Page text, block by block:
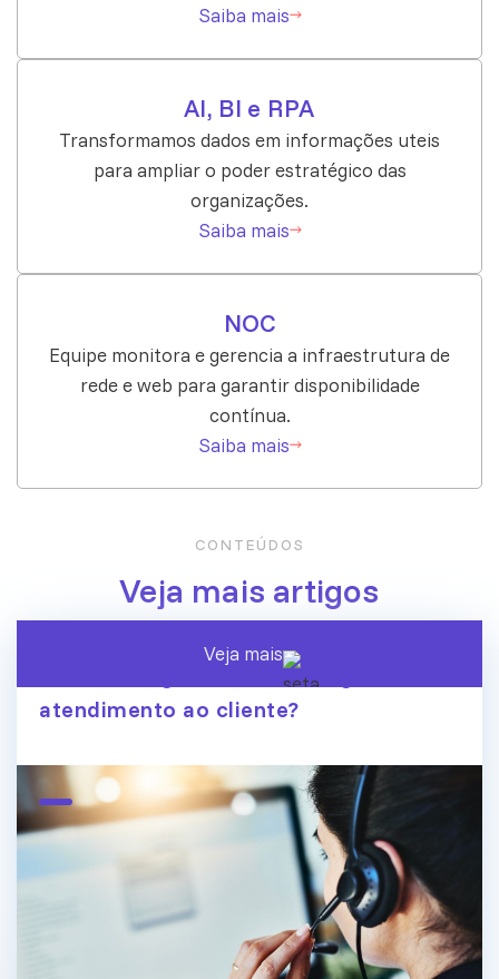
Saiba mais
AI, BI e RPA
Transformamos dados em informações uteis
para ampliar o poder estratégico das
organizações.
Saiba mais
NOC
Equipe monitora e gerencia a infraestrutura de
rede e web para garantir disponibilidade
contínua.
Saiba mais
CONTEÚDOS
Veja mais artigos
A era dos agentes de IA chegou ao
atendimento ao cliente?
Veja mais